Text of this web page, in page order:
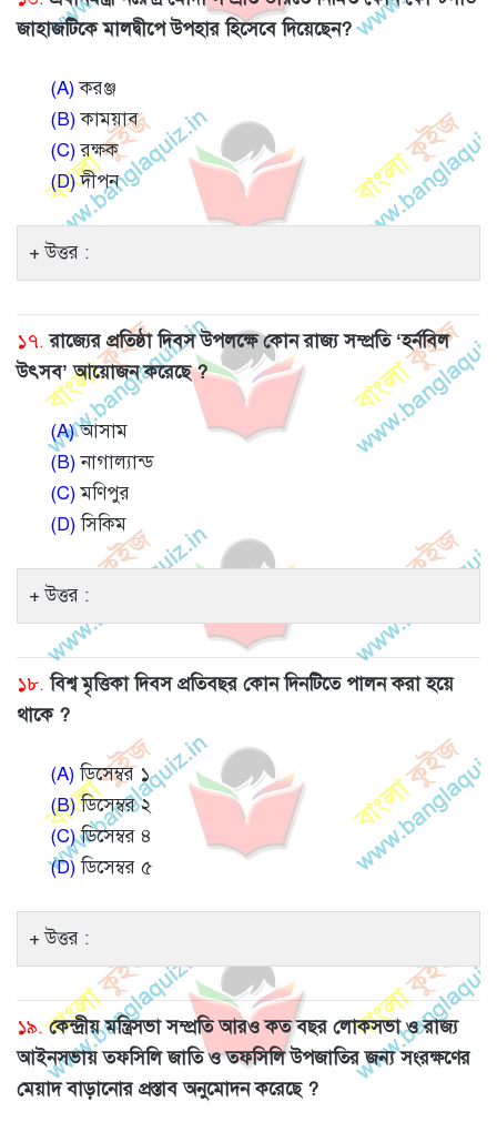
জাহাজটিকে মালদ্বীপে উপহার হিসেবে দিয়েছেন?
(A)করঞ্জ
(B)কাময়াব
(C)রক্ষক
(D)দীপন
উত্তর :
১৭. রাজ্যের প্রতিষ্ঠা দিবস উপলক্ষে কোন রাজ্য সম্প্রতি ‘হর্নবিল
উৎসব’ আয়োজন করেছে ?
(A)আসাম
(B)নাগাল্যান্ড
(C)মণিপুর
(D)সিকিম
উত্তর :
১৮. বিশ্ব মৃত্তিকা দিবস প্রতিবছর কোন দিনটিতে পালন করা হয়ে
থাকে ?
(A)ডিসেম্বর ১
(B)ডিসেম্বর ২
(C)ডিসেম্বর ৪
(D)ডিসেম্বর ৫
উত্তর :
১৯. কেন্দ্রীয় মন্ত্রিসভা সম্প্রতি আরও কত বছর লোকসভা ও রাজ্য
আইনসভায় তফসিলি জাতি ও তফসিলি উপজাতির জন্য সংরক্ষণের
মেয়াদ বাড়ানোর প্রস্তাব অনুমোদন করেছে ?